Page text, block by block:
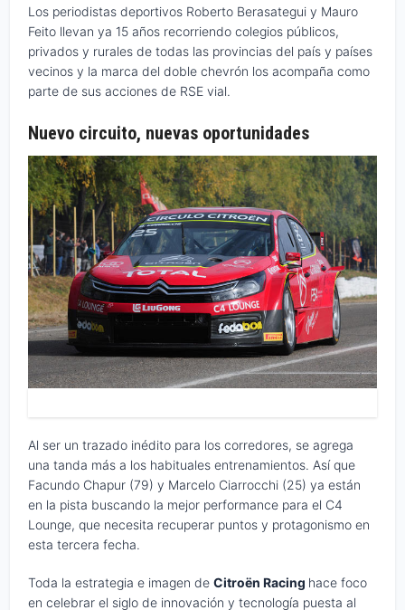
Los periodistas deportivos Roberto Berasategui y Mauro
Feito llevan ya 15 años recorriendo colegios públicos,
privados y rurales de todas las provincias del país y países
vecinos y la marca del doble chevrón los acompaña como
parte de sus acciones de RSE vial.
Nuevo circuito, nuevas oportunidades
Al ser un trazado inédito para los corredores, se agrega
una tanda más a los habituales entrenamientos. Así que
Facundo Chapur (79) y Marcelo Ciarrocchi (25) ya están
en la pista buscando la mejor performance para el C4
Lounge, que necesita recuperar puntos y protagonismo en
esta tercera fecha.
Toda la estrategia e imagen deCitroën Racing hace foco
en celebrar el siglo de innovación y tecnología puesta al